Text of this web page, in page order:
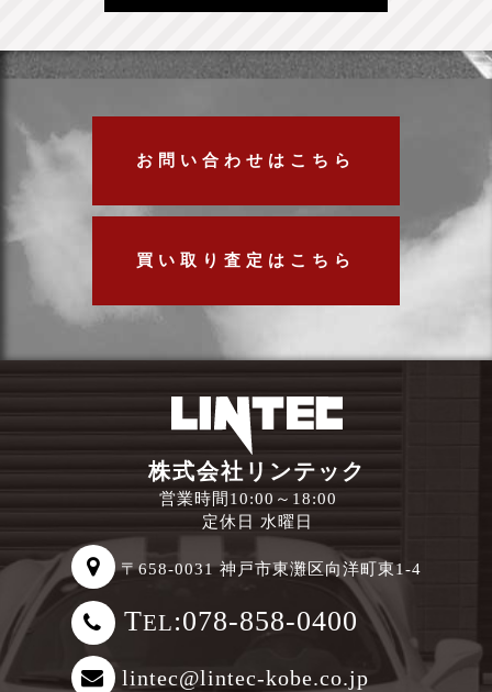
お問い合わせはこちら
買い取り査定はこちら
株式会社リンテック
営業時間10:00～18:00
定休日 水曜日
〒658-0031 神戸市東灘区向洋町東1-4
TEL:078-858-0400
lintec@lintec-kobe.co.jp